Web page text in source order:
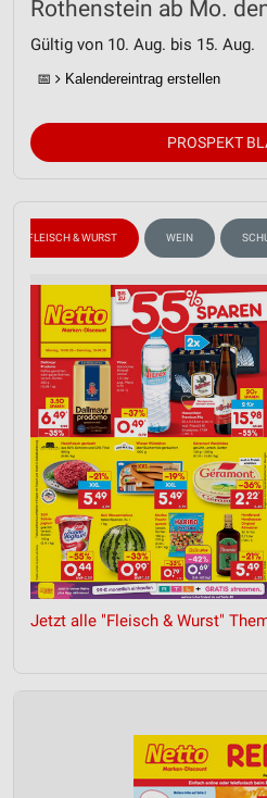
Rothenstein ab Mo.
Gültig von 10. Aug. bis 15. Aug.
📅 Kalendereintrag erstellen
PROSPEKT
FLEISCH & WURST WEIN
Jetzt alle "Fleisch & Wurst"